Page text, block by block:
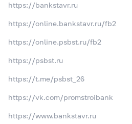
https://bankstavr.ru
https://online.bankstavr.ru/fb2
https://online.psbst.ru/fb2
https://psbst.ru
https://t.me/psbst_26
https://vk.com/promstroibank
https://www.bankstavr.ru